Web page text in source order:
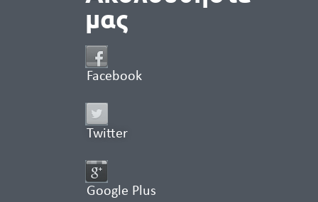
μας
Facebook
Twitter
Google Plus